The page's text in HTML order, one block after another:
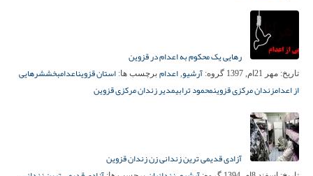
رهایی یک محکوم به اعدام در قزوین
تاریخ: مهر 21ام, 1397 گروه: آرشیو, اعدام برچسب ها: استان قزویناعدامبخششرهایی
از اعدامزندان مرکزی قزوینمحمود ترابیمدیر زندان مرکزی قزوین
آزادی قدیمی ترین زندانی زن زندان قزوین